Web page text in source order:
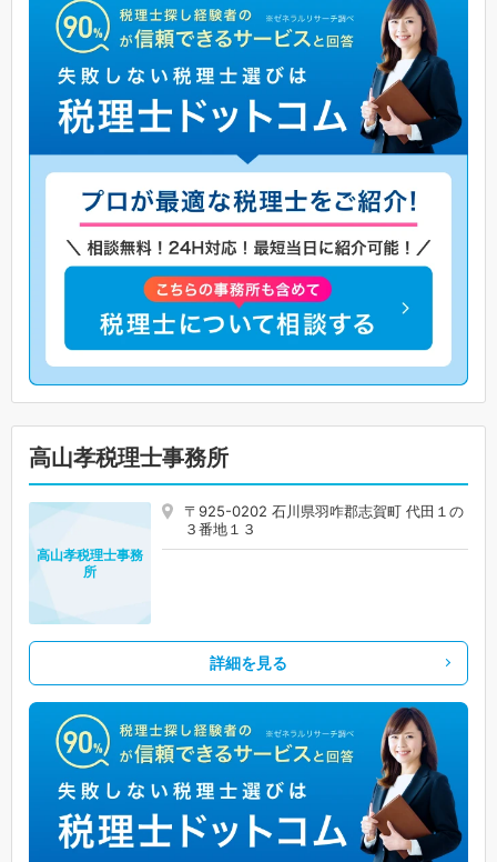
高山孝税理士事務所
〒925-0202 石川県羽咋郡志賀町 代田１の
３番地１３
高山孝税理士事務
所
詳細を見る